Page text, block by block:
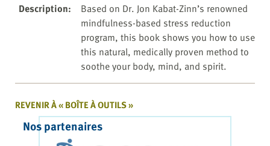
Description:
Based on Dr. Jon Kabat-Zinn’s renowned
mindfulness-based stress reduction
program, this book shows you how to use
this natural, medically proven method to
soothe your body, mind, and spirit.
REVENIR À « BOÎTE À OUTILS »
Nos partenaires